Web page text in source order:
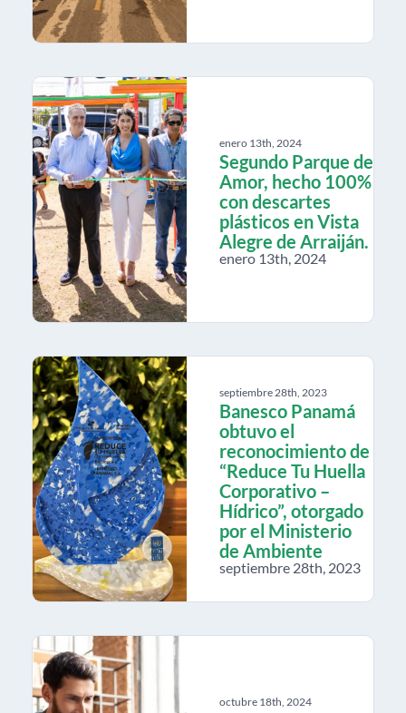
enero 13th, 2024
Segundo Parque de
Amor, hecho 100%
con descartes
plásticos en Vista
Alegre de Arraiján.
enero 13th, 2024
septiembre 28th, 2023
Banesco Panamá
obtuvo el
reconocimiento de
“Reduce Tu Huella
Corporativo –
Hídrico”, otorgado
por el Ministerio
de Ambiente
septiembre 28th, 2023
octubre 18th, 2024